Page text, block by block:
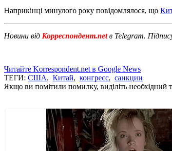
Наприкінці минулого року повідомлялося, що
Новини від Корреспондент.netв Telegram.
Читайте Korrespondent.net в Google News
ТЕГИ: США, Китай, конгресс, санкции
Якщо ви помітили помилку, виділіть необхідний